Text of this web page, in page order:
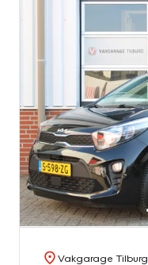
Vakgarage Tilburg